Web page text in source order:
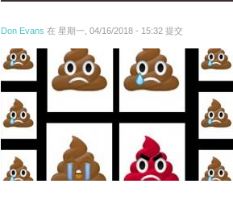
Don Evans 在 星期一, 04/16/2018 - 15:32 提交
wechatimg1053.jpeg